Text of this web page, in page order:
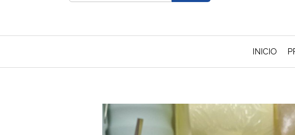
INICIO